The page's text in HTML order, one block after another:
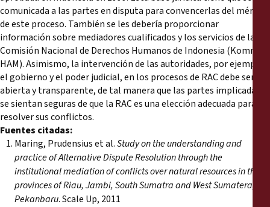
comunicada a las partes en disputa para convencerlas del mérito
de este proceso. También se les debería proporcionar
información sobre mediadores cualificados y los servicios de la
Comisión Nacional de Derechos Humanos de Indonesia (Kommas
HAM). Asimismo, la intervención de las autoridades, por ejemplo
el gobierno y el poder judicial, en los procesos de RAC debe ser
abierta y transparente, de tal manera que las partes implicadas
se sientan seguras de que la RAC es una elección adecuada para
resolver sus conflictos.
Fuentes citadas:
Maring, Prudensius et al.Study on the understanding and
practice of Alternative Dispute Resolution through the
institutional mediation of conflicts over natural resources in the
provinces of Riau, Jambi, South Sumatra and West Sumatera,
Pekanbaru. Scale Up, 2011